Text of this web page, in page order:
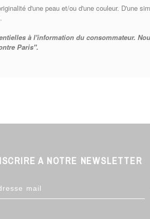
d'une peau et/ou d'une couleur. D'une
à l'information du consommateur.
Paris".
A NOTRE NEWSLETTER